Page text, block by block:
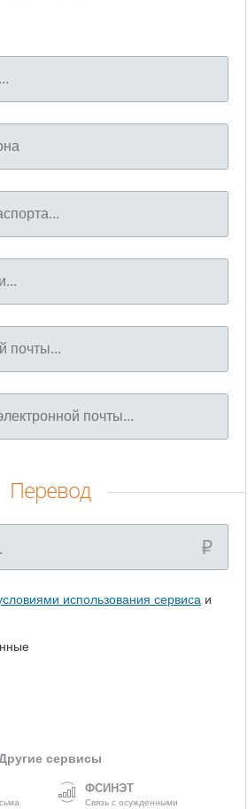
Перевод
использования сервиса и
сервисы
ФСИНЭТ
Связь с осужденными